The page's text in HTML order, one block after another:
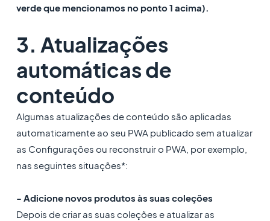
verde que mencionamos no ponto 1 acima).
3. Atualizações
automáticas de
conteúdo
Algumas atualizações de conteúdo são aplicadas
automaticamente ao seu PWA publicado sem atualizar
as Configurações ou reconstruir o PWA, por exemplo,
nas seguintes situações*:
- Adicione novos produtos às suas coleções
Depois de criar as suas coleções e atualizar as